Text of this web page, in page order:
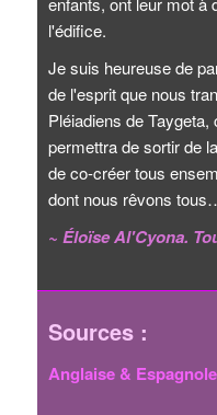
l'édifice.
Je suis heureuse de
de l'esprit que nous
Pléiadiens de
permettra de sortir de
de co-créer tous
dont nous rêvons
~ Éloïse Al'Cyona.
Sources :
Anglaise &